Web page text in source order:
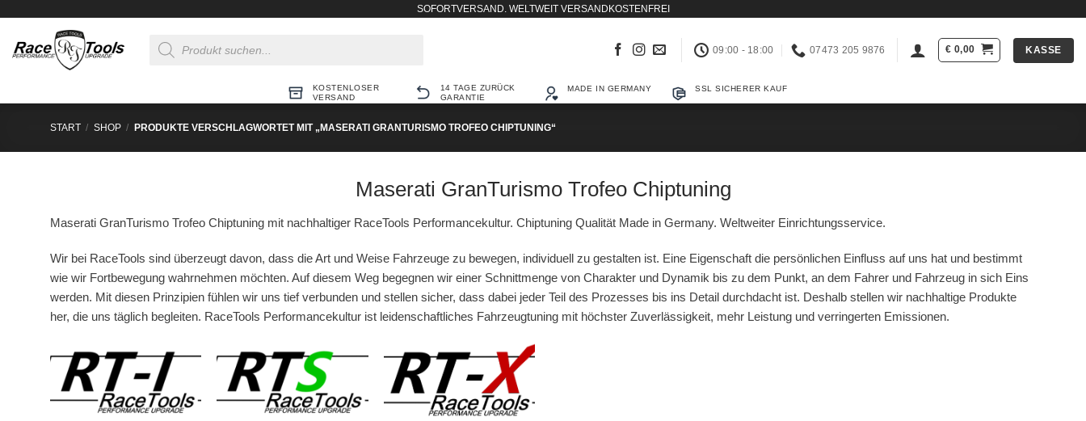
springen
SOFORTVERSAND. WELTWEIT VERSANDKOSTENFREI
search
09:00 - 18:00 07473 205 9876 € 0,00 KASSE
KOSTENLOSER
VERSAND
14 TAGE ZURÜCK
GARANTIE
MADE IN GERMANY SSL SICHERER KAUF
START / SHOP / PRODUKTE VERSCHLAGWORTET MIT „MASERATI GRANTURISMO TROFEO CHIPTUNING“
Maserati GranTurismo Trofeo Chiptuning
Maserati GranTurismo Trofeo Chiptuning mit nachhaltiger RaceTools Performancekultur. Chiptuning Qualität Made in Germany. Weltweiter Einrichtungsservice.
Wir bei RaceTools sind überzeugt davon, dass die Art und Weise Fahrzeuge zu bewegen, individuell zu gestalten ist. Eine Eigenschaft die persönlichen Einfluss auf uns hat und bestimmt
wie wir Fortbewegung wahrnehmen möchten. Auf diesem Weg begegnen wir einer Schnittmenge von Charakter und Dynamik bis zu dem Punkt, an dem Fahrer und Fahrzeug in sich Eins
werden. Mit diesen Prinzipien fühlen wir uns tief verbunden und stellen sicher, dass dabei jeder Teil des Prozesses bis ins Detail durchdacht ist. Deshalb stellen wir nachhaltige Produkte
her, die uns täglich begleiten. RaceTools Performancekultur ist leidenschaftliches Fahrzeugtuning mit höchster Zuverlässigkeit, mehr Leistung und verringerten Emissionen.